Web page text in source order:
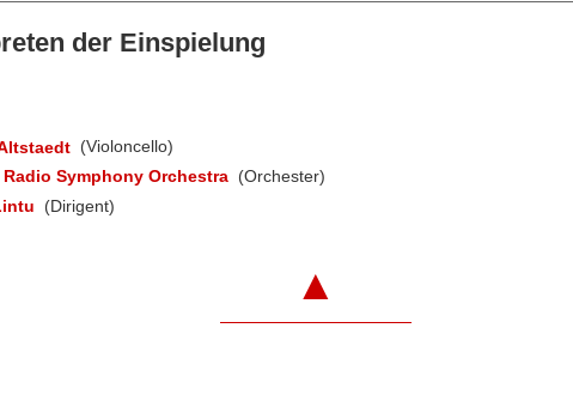
der Einspielung
(Violoncello)
Symphony Orchestra (Orchester)
(Dirigent)
▲